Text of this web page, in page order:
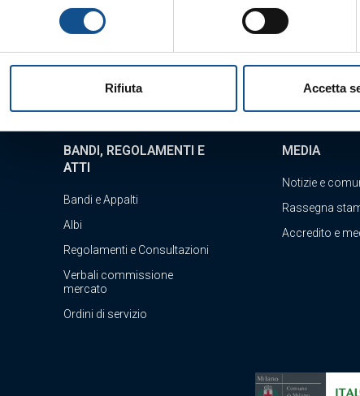
cookie”), la quale costituisce parte integrante della
Rifiuta Accetta
BANDI, REGOLAMENTI E
ATTI
Bandi e Appalti
Albi
Regolamenti e Consultazioni
Verbali commissione
mercato
Ordini di servizio
MEDIA
Notizie e
Rassegna
Accredito e